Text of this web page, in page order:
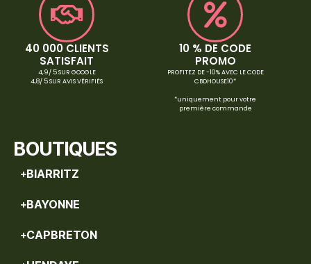
40 000 CLIENTS
SATISFAIT
4,9/ 5 SUR GOOGLE
4,8/ 5 SUR AVIS VÉRIFIÉS
10 % DE CODE
PROMO
PROFITEZ DE -10% AVEC LE CODE
CBDHOUSE10*
*uniquement pour votre
première commande
BOUTIQUES
BIARRITZ
BAYONNE
CAPBRETON